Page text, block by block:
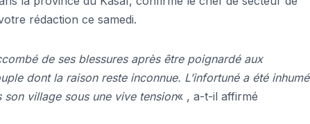
rédaction ce samedi.
de ses blessures après être poignardé aux
dont la raison reste inconnue. L’infortuné a été inhumé
village sous une vive tension« , a-t-il affirmé